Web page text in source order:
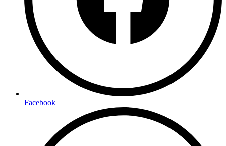
Facebook